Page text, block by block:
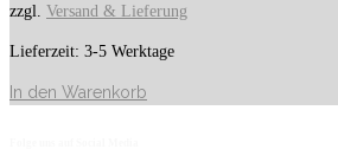
zzgl. Versand & Lieferung
Lieferzeit: 3-5 Werktage
In den Warenkorb